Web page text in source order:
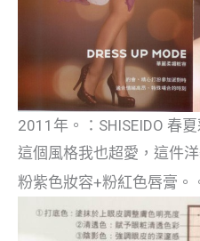
2011年。：SHISEIDO 春
這個風格我也超愛，這件
粉紫色妝容+粉紅色唇膏。